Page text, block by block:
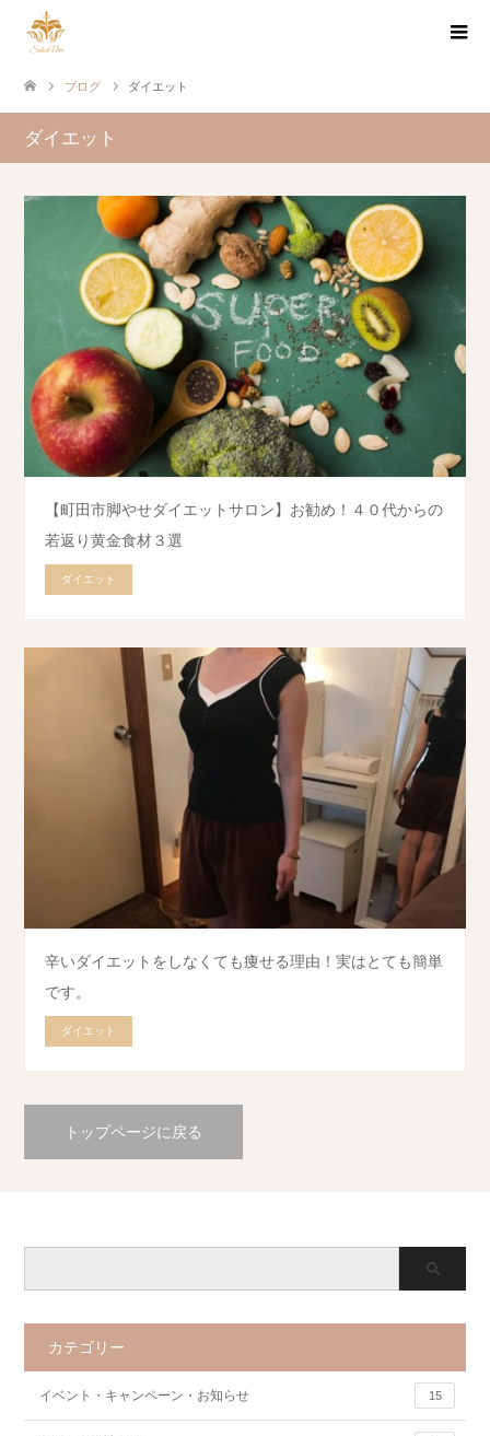
ブログ ダイエット
ダイエット
【町田市脚やせダイエットサロン】お勧め！４０代からの
若返り黄金食材３選
ダイエット
辛いダイエットをしなくても痩せる理由！実はとても簡単
です。
ダイエット
トップページに戻る
カテゴリー
イベント・キャンペーン・お知らせ 15